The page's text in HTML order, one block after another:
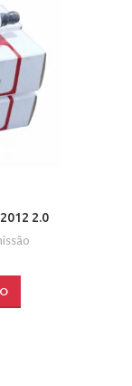
2.0